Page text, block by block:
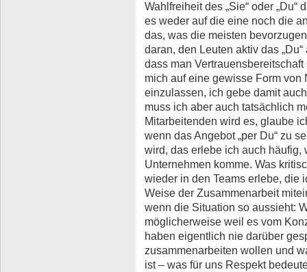
Wahlfreiheit des „Sie“ oder
es weder auf die eine noch die
das, was die meisten
daran, den Leuten aktiv das
dass man
mich auf eine gewisse Form von
einzulassen, ich gebe damit
muss ich aber auch tatsächlich
Mitarbeitenden wird es, glaube
wenn das Angebot „per Du“ zu
wird, das erlebe ich auch
Unternehmen komme. Was
wieder in den Teams erlebe, die
Weise der Zusammenarbeit
wenn die Situation so aussieht:
möglicherweise weil es vom
haben eigentlich nie darüber
zusammenarbeiten wollen und
ist – was für uns Respekt